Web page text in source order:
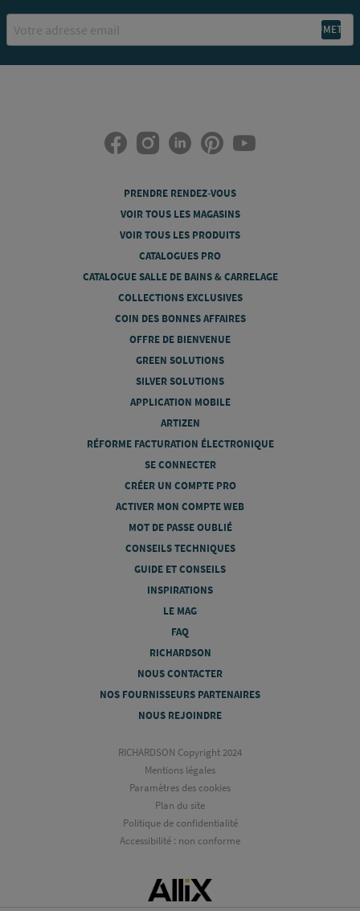
Email
PRENDRE RENDEZ-VOUS
VOIR TOUS LES MAGASINS
VOIR TOUS LES PRODUITS
CATALOGUES PRO
CATALOGUE SALLE DE BAINS & CARRELAGE
COLLECTIONS EXCLUSIVES
COIN DES BONNES AFFAIRES
OFFRE DE BIENVENUE
GREEN SOLUTIONS
SILVER SOLUTIONS
APPLICATION MOBILE
ARTIZEN
RÉFORME FACTURATION ÉLECTRONIQUE
SE CONNECTER
CRÉER UN COMPTE PRO
ACTIVER MON COMPTE WEB
MOT DE PASSE OUBLIÉ
CONSEILS TECHNIQUES
GUIDE ET CONSEILS
INSPIRATIONS
LE MAG
FAQ
RICHARDSON
NOUS CONTACTER
NOS FOURNISSEURS PARTENAIRES
NOUS REJOINDRE
RICHARDSON Copyright 2024
Mentions légales
Paramètres des cookies
Plan du site
Politique de confidentialité
Accessibilité : non conforme